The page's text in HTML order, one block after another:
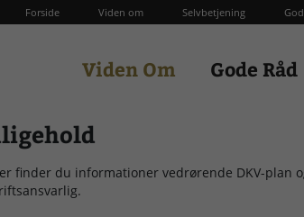
Forside Viden om Selvbetjening
Viden Om Gode Råd
finder du informationer vedrørende DKV-plan